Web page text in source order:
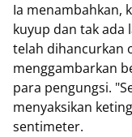
Ia menambahkan,
kuyup dan tak ada
telah dihancurkan
menggambarkan
para pengungsi.
menyaksikan
sentimeter.